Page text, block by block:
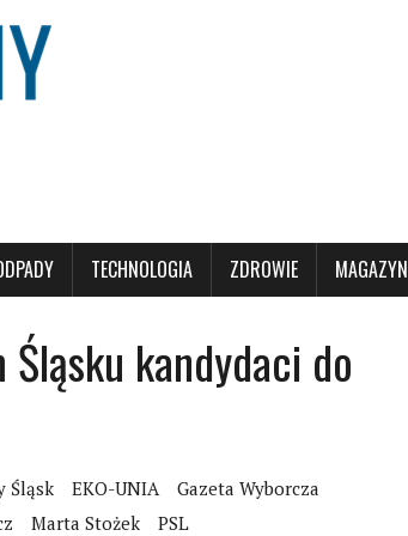
TECHNOLOGIA ZDROWIE MAGAZYN
kandydaci do
Śląsk EKO-UNIA
Gazeta Wyborcza
Marta Stożek
PSL